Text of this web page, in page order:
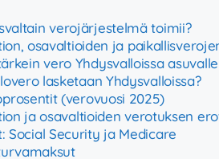
verojärjestelmä toimii?
osavaltioiden ja
vero Yhdysvalloissa asuvalle
lasketaan Yhdysvalloissa?
(verovuosi 2025)
ja osavaltioiden verotuksen
Social Security ja Medicare